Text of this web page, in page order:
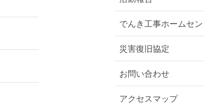
でんき工事ホームセ
災害復旧協定
お問い合わせ
アクセスマップ